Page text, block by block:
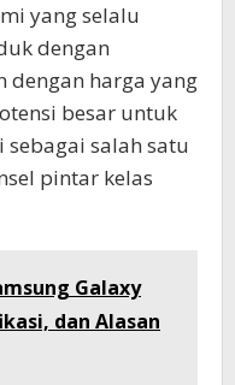
yang selalu
dengan
harga yang
besar untuk
salah satu
pintar kelas
Galaxy
dan Alasan